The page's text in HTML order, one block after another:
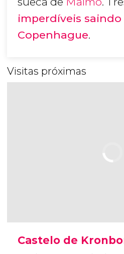
imperdíveis saindo
Copenhague.
Visitas próximas
Castelo de